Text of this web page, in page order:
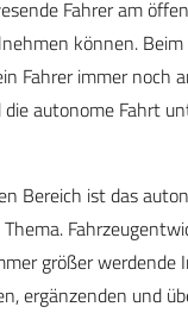
Fahrer am
können.
Fahrer immer noch
autonome Fahrt
Bereich ist das
größer werdende
ergänzenden und